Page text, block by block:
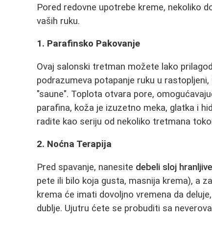
Pored redovne upotrebe kreme, nekoliko
vaših ruku.
1. Parafinsko Pakovanje
Ovaj salonski tretman možete lako
podrazumeva potapanje ruku u
"saune". Toplota otvara pore,
parafina, koža je izuzetno meka, glatka i
radite kao seriju od nekoliko tretmana
2. Noćna Terapija
Pred spavanje, nanesite debeli sloj
pete ili bilo koja gusta, masnija krema), a
krema će imati dovoljno vremena da
dublje. Ujutru ćete se probuditi sa